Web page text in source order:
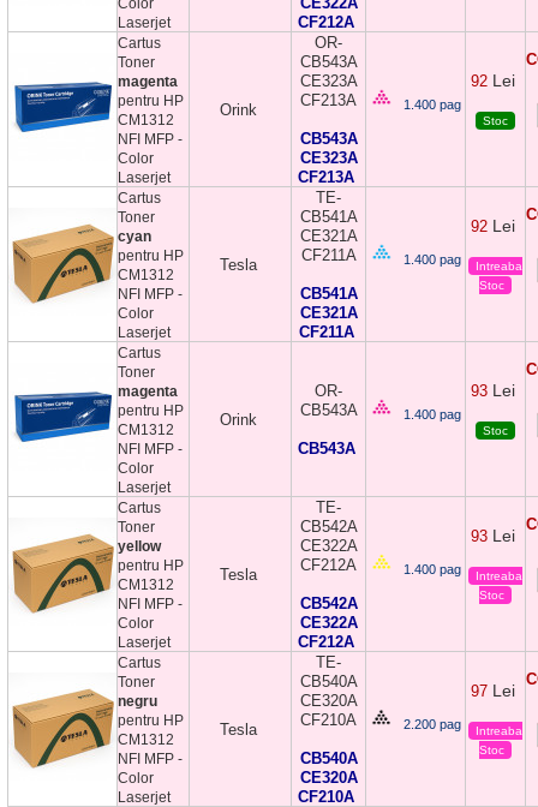
Laserjet
CF212A
Cartus
Toner
magenta
pentru HP
CM1312
NFI MFP -
Color
Laserjet
Orink
OR-
CB543A
CE323A
CF213A
CB543A
CE323A
CF213A
1.400 pag
92 Lei
Stoc
Cartus
Toner
cyan
pentru HP
CM1312
NFI MFP -
Color
Laserjet
Tesla
TE-
CB541A
CE321A
CF211A
CB541A
CE321A
CF211A
1.400 pag
92 Lei
Intreaba
Stoc
Cartus
Toner
magenta
pentru HP
CM1312
NFI MFP -
Color
Laserjet
Orink
OR-
CB543A
CB543A
1.400 pag
93 Lei
Stoc
Cartus
Toner
yellow
pentru HP
CM1312
NFI MFP -
Color
Laserjet
Tesla
TE-
CB542A
CE322A
CF212A
CB542A
CE322A
CF212A
1.400 pag
93 Lei
Intreaba
Stoc
Cartus
Toner
negru
pentru HP
CM1312
NFI MFP -
Color
Laserjet
Tesla
TE-
CB540A
CE320A
CF210A
CB540A
CE320A
CF210A
2.200 pag
97 Lei
Intreaba
Stoc